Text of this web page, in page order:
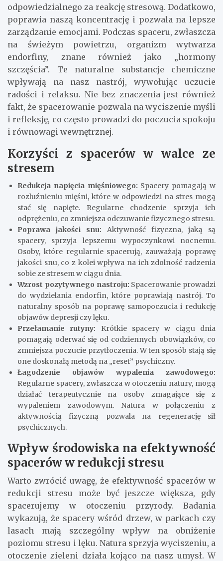
odpowiedzialnego za reakcję stresową. Dodatkowo,
poprawia naszą koncentrację i pozwala na lepsze
zarządzanie emocjami. Podczas spaceru, zwłaszcza
na świeżym powietrzu, organizm wytwarza
endorfiny, znane również jako „hormony
szczęścia”. Te naturalne substancje chemiczne
wpływają na nasz nastrój, wywołując uczucie
radości i relaksu. Nie bez znaczenia jest również
fakt, że spacerowanie pozwala na wyciszenie myśli
i refleksję, co często prowadzi do poczucia spokoju
i równowagi wewnętrznej.
Korzyści z spacerów w walce ze
stresem
Redukcja napięcia mięśniowego: Spacery pomagają w
rozluźnieniu mięśni, które w odpowiedzi na stres mogą
stać się napięte. Regularne chodzenie sprzyja ich
odprężeniu, co zmniejsza odczuwanie fizycznego stresu.
Poprawa jakości snu: Aktywność fizyczna, jaką są
spacery, sprzyja lepszemu wypoczynkowi nocnemu.
Osoby, które regularnie spacerują, zauważają poprawę
jakości snu, co z kolei wpływa na ich zdolność radzenia
sobie ze stresem w ciągu dnia.
Wzrost pozytywnego nastroju: Spacerowanie prowadzi
do wydzielania endorfin, które poprawiają nastrój. To
naturalny sposób na poprawę samopoczucia i redukcję
objawów depresji czy lęku.
Przełamanie rutyny: Krótkie spacery w ciągu dnia
pomagają oderwać się od codziennych obowiązków, co
zmniejsza poczucie przytłoczenia. W ten sposób stają się
one doskonałą metodą na „reset” psychiczny.
Łagodzenie objawów wypalenia zawodowego:
Regularne spacery, zwłaszcza w otoczeniu natury, mogą
działać terapeutycznie na osoby zmagające się z
wypaleniem zawodowym. Natura w połączeniu z
aktywnością fizyczną pozwala na regenerację sił
psychicznych.
Wpływ środowiska na efektywność
spacerów w redukcji stresu
Warto zwrócić uwagę, że efektywność spacerów w
redukcji stresu może być jeszcze większa, gdy
spacerujemy w otoczeniu przyrody. Badania
wykazują, że spacery wśród drzew, w parkach czy
lasach mają szczególny wpływ na obniżenie
poziomu stresu i lęku. Natura sprzyja wyciszeniu, a
otoczenie zieleni działa kojąco na nasz umysł. W